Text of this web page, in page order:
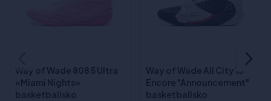
Way of Wade 808 5 Ultra
«Miami Nights»
basketballsko
Way of Wade All City 13
Encore "Announcement"
basketballsko